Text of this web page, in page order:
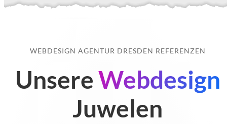
WEBDESIGN AGENTUR DRESDEN REFERENZEN
UnsereWebdesign
Juwelen